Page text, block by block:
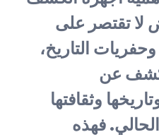
لا تقتصر على
وحفريات التاريخ،
عن
وثقافتها
فهذه